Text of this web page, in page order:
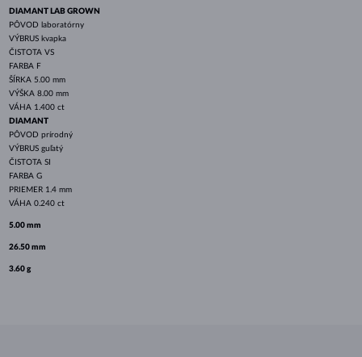
DIAMANT LAB GROWN
PÔVOD laboratórny
VÝBRUS kvapka
ČISTOTA VS
FARBA F
ŠÍRKA 5.00 mm
VÝŠKA 8.00 mm
VÁHA 1.400 ct
DIAMANT
PÔVOD prírodný
VÝBRUS guľatý
ČISTOTA SI
FARBA G
PRIEMER 1.4 mm
VÁHA 0.240 ct
5.00 mm
26.50 mm
3.60 g